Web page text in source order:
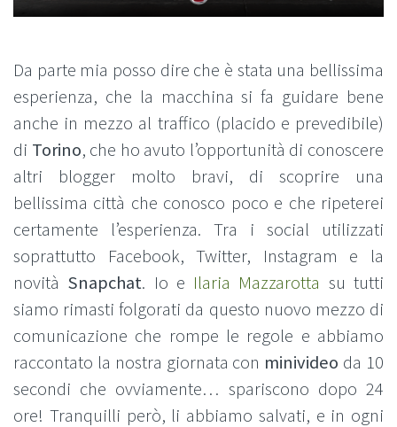
Da parte mia posso dire che è stata una bellissima
esperienza, che la macchina si fa guidare bene
anche in mezzo al traffico (placido e prevedibile)
di Torino, che ho avuto l’opportunità di conoscere
altri blogger molto bravi, di scoprire una
bellissima città che conosco poco e che ripeterei
certamente l’esperienza. Tra i social utilizzati
soprattutto Facebook, Twitter, Instagram e la
novità Snapchat. Io e Ilaria Mazzarotta su tutti
siamo rimasti folgorati da questo nuovo mezzo di
comunicazione che rompe le regole e abbiamo
raccontato la nostra giornata con minivideo da 10
secondi che ovviamente… spariscono dopo 24
ore! Tranquilli però, li abbiamo salvati, e in ogni